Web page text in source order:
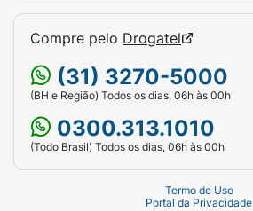
Compre pelo Drogatel
(31) 3270-5000
(BH e Região) Todos os dias, 06h às 00h
0300.313.1010
(Todo Brasil) Todos os dias, 06h às 00h
Termo de Uso
Portal da Privacidade